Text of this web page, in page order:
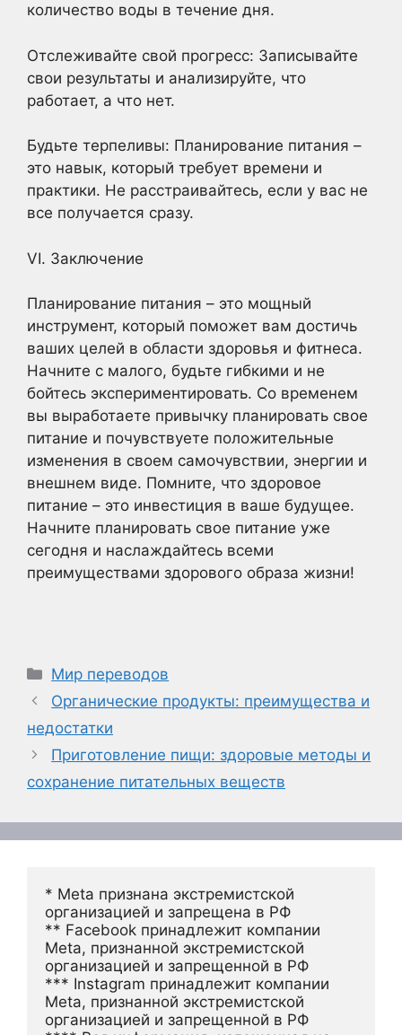
количество воды в течение дня.
Отслеживайте свой прогресс: Записывайте
свои результаты и анализируйте, что
работает, а что нет.
Будьте терпеливы: Планирование питания –
это навык, который требует времени и
практики. Не расстраивайтесь, если у вас не
все получается сразу.
VI. Заключение
Планирование питания – это мощный
инструмент, который поможет вам достичь
ваших целей в области здоровья и фитнеса.
Начните с малого, будьте гибкими и не
бойтесь экспериментировать. Со временем
вы выработаете привычку планировать свое
питание и почувствуете положительные
изменения в своем самочувствии, энергии и
внешнем виде. Помните, что здоровое
питание – это инвестиция в ваше будущее.
Начните планировать свое питание уже
сегодня и наслаждайтесь всеми
преимуществами здорового образа жизни!
Рубрики
Мир переводов
Органические продукты: преимущества и
недостатки
Приготовление пищи: здоровые методы и
сохранение питательных веществ
* Meta признана экстремистской
организацией и запрещена в РФ
** Facebook принадлежит компании
Meta, признанной экстремистской
организацией и запрещенной в РФ
*** Instagram принадлежит компании
Meta, признанной экстремистской
организацией и запрещенной в РФ